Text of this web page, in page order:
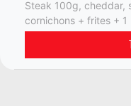
Steak 100g, cheddar,
cornichons + frites +